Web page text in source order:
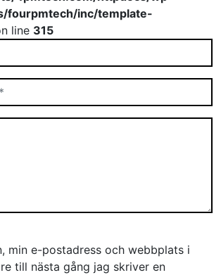
fourpmtech/inc/template-
line 315
min e-postadress och webbplats i
till nästa gång jag skriver en